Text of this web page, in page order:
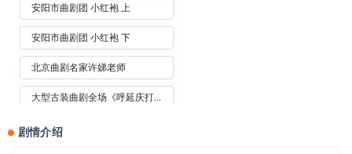
安阳市曲剧团 小红袍 上
安阳市曲剧团 小红袍 下
北京曲剧名家许娣老师
剧情介绍